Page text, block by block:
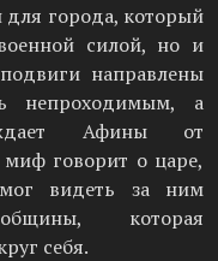
города, который
силой, но и
направлены
непроходимым, а
Афины от
говорит о царе,
видеть за ним
которая
себя.